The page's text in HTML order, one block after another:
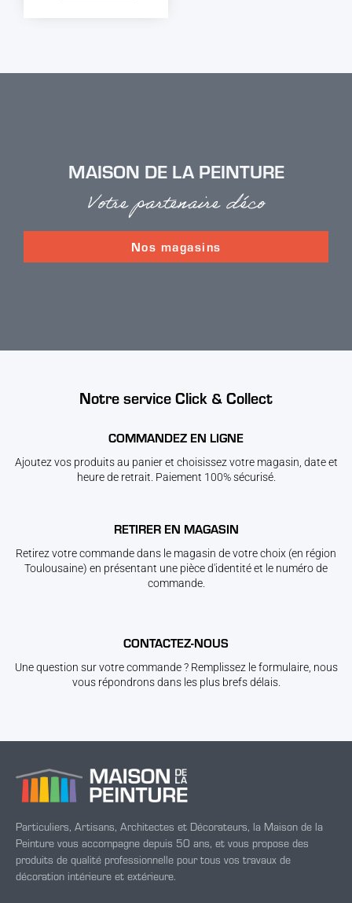
MAISON DE LA PEINTURE
Votre partenaire déco
Nos magasins
Notre service Click & Collect
COMMANDEZ EN LIGNE
Ajoutez vos produits au panier et choisissez votre magasin, date et
heure de retrait. Paiement 100% sécurisé.
RETIRER EN MAGASIN
Retirez votre commande dans le magasin de votre choix (en région
Toulousaine) en présentant une pièce d'identité et le numéro de
commande.
CONTACTEZ-NOUS
Une question sur votre commande ? Remplissez le formulaire, nous
vous répondrons dans les plus brefs délais.
Particuliers, Artisans, Architectes et Décorateurs, la Maison de la
Peinture vous accompagne depuis 50 ans, et vous propose des
produits de qualité professionnelle pour tous vos travaux de
décoration intérieure et extérieure.